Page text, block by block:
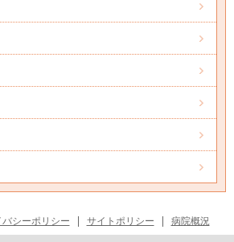
バシーポリシー サイトポリシー 病院概況